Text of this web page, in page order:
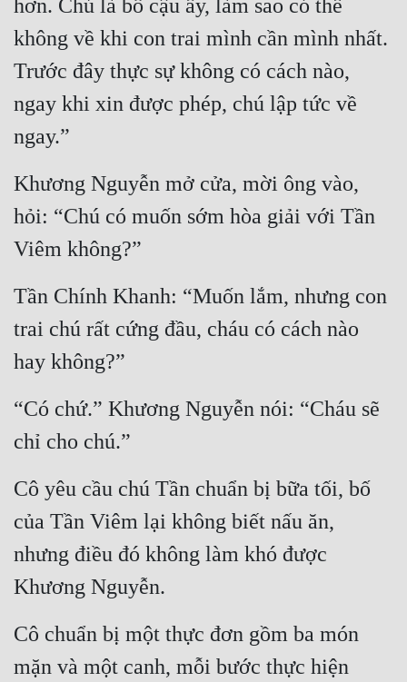
hơn. Chú là bố cậu ấy, làm sao có thể
không về khi con trai mình cần mình nhất.
Trước đây thực sự không có cách nào,
ngay khi xin được phép, chú lập tức về
ngay.”
Khương Nguyễn mở cửa, mời ông vào,
hỏi: “Chú có muốn sớm hòa giải với Tần
Viêm không?”
Tần Chính Khanh: “Muốn lắm, nhưng con
trai chú rất cứng đầu, cháu có cách nào
hay không?”
“Có chứ.” Khương Nguyễn nói: “Cháu sẽ
chỉ cho chú.”
Cô yêu cầu chú Tần chuẩn bị bữa tối, bố
của Tần Viêm lại không biết nấu ăn,
nhưng điều đó không làm khó được
Khương Nguyễn.
Cô chuẩn bị một thực đơn gồm ba món
mặn và một canh, mỗi bước thực hiện